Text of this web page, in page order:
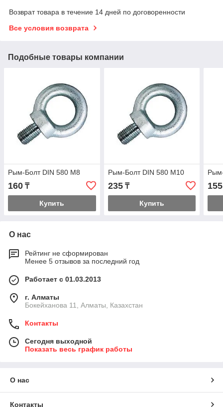
Возврат товара в течение 14 дней по договоренности
Все условия возврата
Подобные товары компании
Рым-Болт DIN 580 М8
160 ₸
Купить
Рым-Болт DIN 580 М10
235₸
Купить
155
О нас
Рейтинг не сформирован
Менее 5 отзывов за последний год
Работает с 01.03.2013
г. Алматы
Бокейханова 11, Алматы, Казахстан
Контакты
Сегодня выходной
Показать весь график работы
О нас
Контакты